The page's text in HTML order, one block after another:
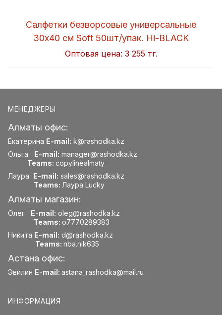
Салфетки безворсовые универсальные
30x40 см Soft 50шт/упак. Hi-BLACK
Оптовая цена: 3 255 тг.
МЕНЕДЖЕРЫ
Алматы офис:
Екатерина E-mail: k@rashodka.kz
Ольга E-mail: manager@rashodka.kz
Teams: copylinealmaty
Лаура E-mail: sales@rashodka.kz
Teams: Лаура Lucky
Алматы магазин:
Олег E-mail: oleg@rashodka.kz
Teams: o7770289383
Никита E-mail: d@rashodka.kz
Teams: nba.nik635
Астана офис:
Эвилин E-mail: astana_rashodka@mail.ru
ИНФОРМАЦИЯ